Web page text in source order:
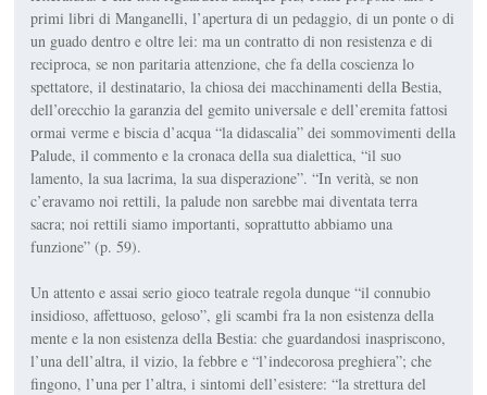
primi libri di Manganelli, l’aper­tura di un pedaggio, di un ponte o di
un guado dentro e oltre lei: ma un contrat­to di non resistenza e di
reciproca, se non paritaria attenzione, che fa della coscienza lo
spettatore, il destinatario, la chiosa dei macchinamenti della Bestia,
dell’orecchio la garanzia del gemito universale e dell’eremita fattosi
ormai verme e biscia d’acqua “la didascalia” dei sommovimenti della
Palude, il commento e la cronaca della sua dia­lettica, “il suo
lamento, la sua lacrima, la sua disperazione”. “In verità, se non
c’eravamo noi rettili, la palude non sarebbe mai diventata terra
sacra; noi rettili siamo importanti, soprattutto abbiamo una
funzione” (p. 59).
Un attento e assai serio gioco teatrale regola dunque “il connubio
insidioso, affettuoso, geloso”, gli scambi fra la non esistenza della
mente e la non esistenza della Bestia: che guardandosi inaspriscono,
l’una dell’altra, il vizio, la febbre e “l’indecorosa preghiera”; che
fingono, l’una per l’altra, i sintomi dell’esistere: “la strettura del